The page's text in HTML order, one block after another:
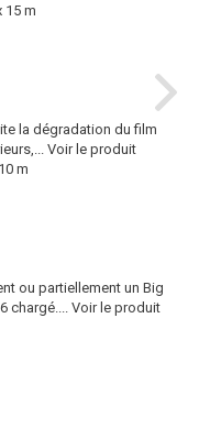
15 m
la dégradation du film
Voir le produit
m
ou partiellement un Big
Voir le produit